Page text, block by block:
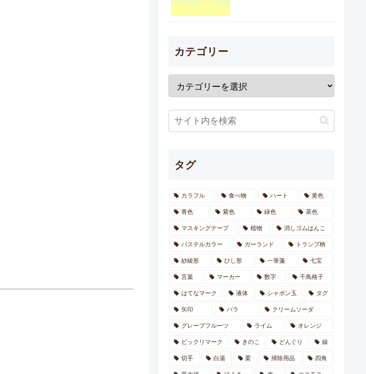
カテゴリー
タグ
カラフル 食べ物 ハート 黄色
青色 紫色 緑色 茶色
マスキングテープ 植物 消しゴムはんこ
パステルカラー ガーランド トランプ柄
紗綾形 ひし形 一筆箋 七宝
言葉 マーカー 数字 千鳥格子
はてなマーク 液体 シャボン玉 タグ
矢印 バラ クリームソーダ
グレープフルーツ ライム オレンジ
ビックリマーク きのこ どんぐり 線
切手 白湯 栗 掃除用品 四角